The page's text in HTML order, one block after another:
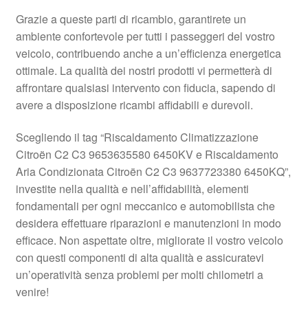
Rimostranza
Spedizione in tutto il mondo
Termini e condizioni
Grazie a queste parti di ricambio, garantirete un
ambiente confortevole per tutti i passeggeri del vostro
veicolo, contribuendo anche a un’efficienza energetica
ottimale. La qualità dei nostri prodotti vi permetterà di
affrontare qualsiasi intervento con fiducia, sapendo di
avere a disposizione ricambi affidabili e durevoli.
Scegliendo il tag “Riscaldamento Climatizzazione
Citroën C2 C3 9653635580 6450KV e Riscaldamento
Aria Condizionata Citroën C2 C3 9637723380 6450KQ”,
investite nella qualità e nell’affidabilità, elementi
fondamentali per ogni meccanico e automobilista che
desidera effettuare riparazioni e manutenzioni in modo
efficace. Non aspettate oltre, migliorate il vostro veicolo
con questi componenti di alta qualità e assicuratevi
un’operatività senza problemi per molti chilometri a
venire!